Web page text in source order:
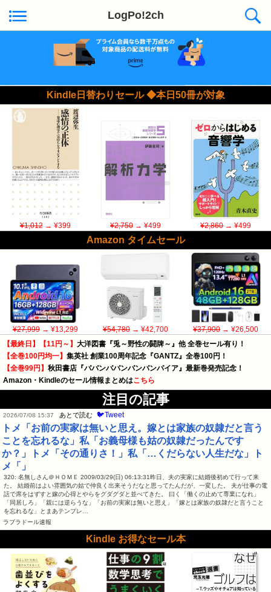
LogPo!2ch
Kindle日替わりセール ◆本日50冊が対象
¥1,012→ ¥399 ¥2,750→ ¥499 ¥2,860→ ¥499
Amazon タイムセール
¥27,999→ ¥13,299 ¥54,780→ ¥42,700 ¥37,900→ ¥26,500
【最終日】【11円～】 大洋図書『兎～野性の闘牌～』他 全巻セール有り！
【全巻100円均一】 集英社 創業100周年記念『GANTZ』全巻100円！
【全巻99円】 秋田書店『ババンババンバンバンパイア』最新巻発売記念！
Amazon・Kindleのセール情報まとめはこちら
注目の記事
2026/07/08 15:37 あとで読む 🐦Tweet
トメ「お前の実家は無いと思え。嫁とは家族の奴隷だと言う
ことを忘れるな」私「お義母様も姑の奴隷だったんです
か？」トメ「その通りさ！」私「…くだらない人生だな」ト
メ「」
320: 名無しさん＠ＨＯＭＥ 2009/03/29(日) 06:13:31昨日、夫の実家に結婚後初めて行って来
た。 結婚前はよい雰囲気の姑で仲良く出来そうだなと思ってたんだが、一変した。 夫が仕事の電
話で席をはずすと嫁の心得とやらをグダグダと並べてきた。 曰く「働くの止めて専業になれ」
「同居しろ」「親には逆らうな」「お前の実家は無いと思え」「嫁とは家族の奴隷だと言うこと
を忘れるな」とまあテンプレ…
ラブラドール速報
Kindle お得なセール本